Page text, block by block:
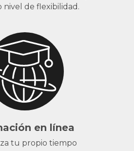
nivel de flexibilidad.
en línea
tu propio tiempo